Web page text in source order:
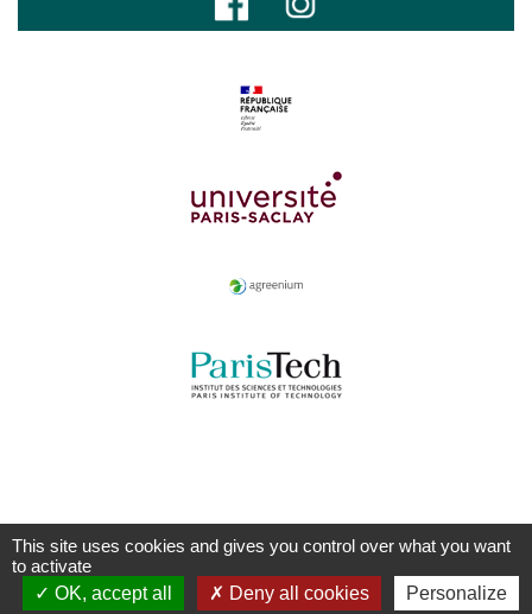
This site uses cookies and gives you control over what you want
to activate
OK, accept all
Deny all cookies Personalize